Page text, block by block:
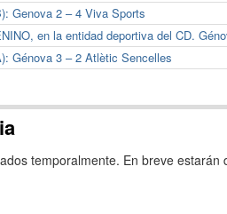
Genova 2 – 4 Viva Sports
en la entidad deportiva del CD.
Génova 3 – 2 Atlètic Sencelles
temporalmente. En breve estarán